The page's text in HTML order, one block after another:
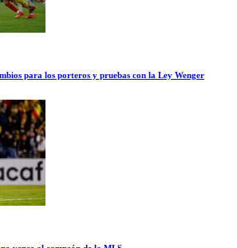
para los porteros y pruebas con la Ley Wenger